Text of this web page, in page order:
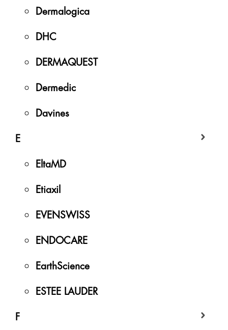
Dermalogica
DHC
DERMAQUEST
Dermedic
Davines
E
EltaMD
Etiaxil
EVENSWISS
ENDOCARE
EarthScience
ESTEE LAUDER
F